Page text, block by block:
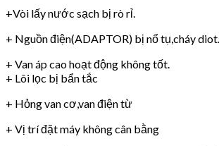
+Vòi lấy nước sạch bị rò rỉ.
+ Nguồn điện(ADAPTOR) bị nổ tụ,cháy diot.
+ Van áp cao hoạt động không tốt.
+ Lõi lọc bị bẩn tắc
+ Hỏng van cơ,van điện từ
+ Vị trí đặt máy không cân bằng